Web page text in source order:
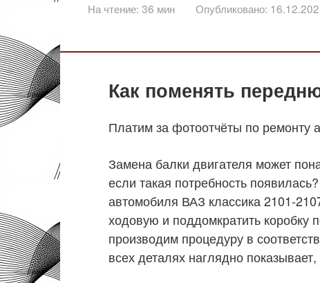
На чтение: 36 мин Опубликовано:
Как поменять
Платим за фотоотчёты по ремонту
Замена балки двигателя может
если такая потребность
автомобиля ВАЗ классика 2101-
ходовую и поддомкратить коробку
производим процедуру в
всех деталях наглядно